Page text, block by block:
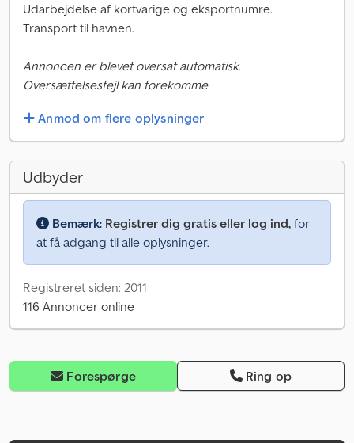
Udarbejdelse af kortvarige og eksportnumre.
Transport til havnen.
Annoncen er blevet oversat automatisk.
Oversættelsesfejl kan forekomme.
Anmod om flere oplysninger
Udbyder
Bemærk: Registrer dig gratis eller log ind, for
at få adgang til alle oplysninger.
Registreret siden: 2011
116 Annoncer online
Forespørge Ring op